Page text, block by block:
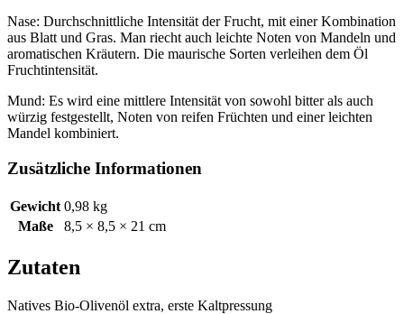
Nase: Durchschnittliche Intensität der Frucht, mit einer Kombination
aus Blatt und Gras. Man riecht auch leichte Noten von Mandeln und
aromatischen Kräutern. Die maurische Sorten verleihen dem Öl
Fruchtintensität.
Mund: Es wird eine mittlere Intensität von sowohl bitter als auch
würzig festgestellt, Noten von reifen Früchten und einer leichten
Mandel kombiniert.
Zusätzliche Informationen
Gewicht 0,98 kg
Maße
8,5 × 8,5 × 21 cm
Zutaten
Natives Bio-Olivenöl extra, erste Kaltpressung